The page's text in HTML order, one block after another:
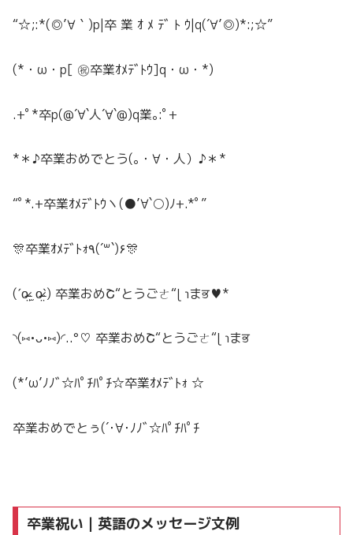
“☆;:*(◎’∀｀)p|卒 業 ｵ ﾒ ﾃﾞ ﾄ ｳ|q(´∀’◎)*:;☆”
(*・ω・p[ ㊗️卒業ｵﾒﾃﾞﾄｳ]q・ω・*)
.+ﾟ*卒p(@´∀`人´∀`@)q業｡:ﾟ+
*＊♪卒業おめでとう(｡・∀・人）♪＊*
“ﾟ*.+卒業ｵﾒﾃﾞﾄｳヽ(●’∀`○)ﾉ+.*ﾟ”
🎊卒業ｵﾒﾃﾞﾄｫ ٩(´꒳`)۶🎊
(ˊo̴̶̷̤ ̫ o̴̶̷̤ˋ) 卒業おめՇ“とうごㄜ“ɭ ɿまਭ♥*
◝(⑅•ᴗ•⑅)◜..°♡ 卒業おめՇ“とうごㄜ“ɭ ɿまਭ
(*’ω’ﾉﾉﾞ☆ﾊﾟﾁﾊﾟﾁ☆卒業ｵﾒﾃﾞﾄｫ ☆
卒業おめでとぅ(´･∀･ﾉﾉﾞ☆ﾊﾟﾁﾊﾟﾁ
卒業祝い｜英語のメッセージ文例